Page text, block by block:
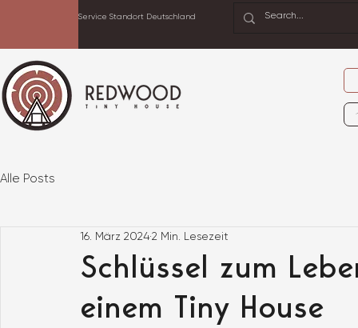
Service Standort Deutschland
Alle Posts
Schlüssel zum
einem Tiny House
16. März 2024 2 Min. Lesezeit